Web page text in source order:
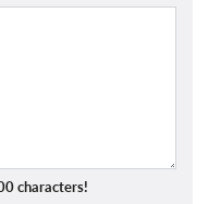
characters!